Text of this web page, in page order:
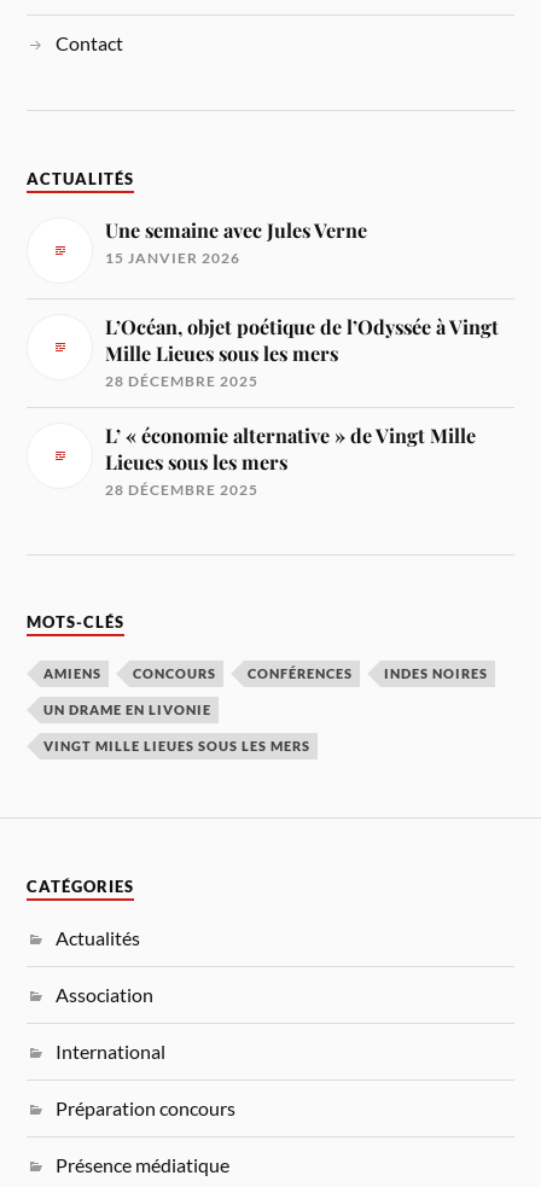
Contact
ACTUALITÉS
Une semaine avec Jules Verne
15 JANVIER 2026
L’Océan, objet poétique de l’Odyssée à Vingt
Mille Lieues sous les mers
28 DÉCEMBRE 2025
L’ « économie alternative » de Vingt Mille
Lieues sous les mers
28 DÉCEMBRE 2025
MOTS-CLÉS
AMIENS CONCOURS CONFÉRENCES INDES NOIRES
UN DRAME EN LIVONIE
VINGT MILLE LIEUES SOUS LES MERS
CATÉGORIES
Actualités
Association
International
Préparation concours
Présence médiatique